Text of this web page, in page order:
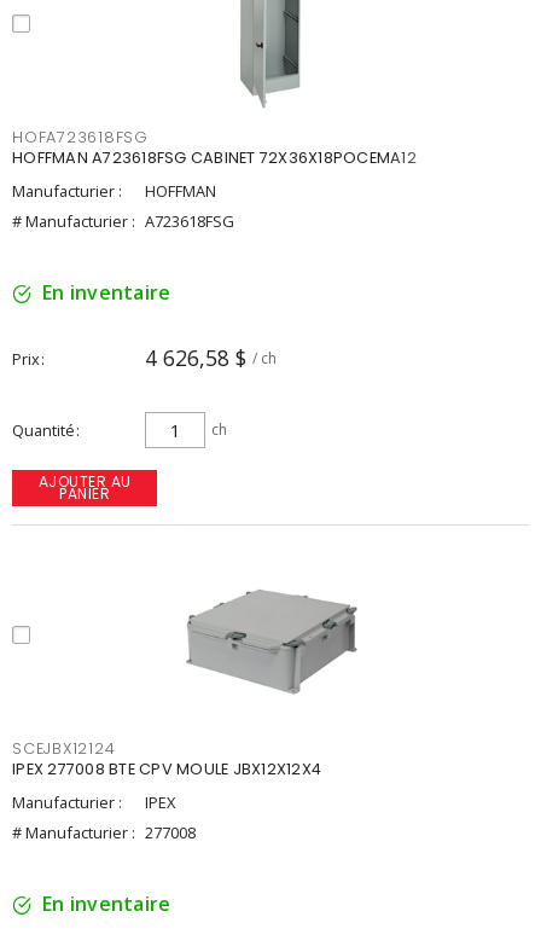
HOFA723618FSG
HOFFMAN A723618FSG CABINET 72X36X18POCEMA12
Manufacturier :
HOFFMAN
# Manufacturier : A723618FSG
En inventaire
Prix 4 626,58 $ / ch
Quantité ch
AJOUTER AU
PANIER
SCEJBX12124
IPEX 277008 BTE CPV MOULE JBX12X12X4
Manufacturier :
IPEX
# Manufacturier : 277008
En inventaire